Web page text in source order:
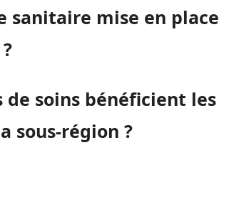
sanitaire mise en place
de soins bénéficient les
sous-région ?